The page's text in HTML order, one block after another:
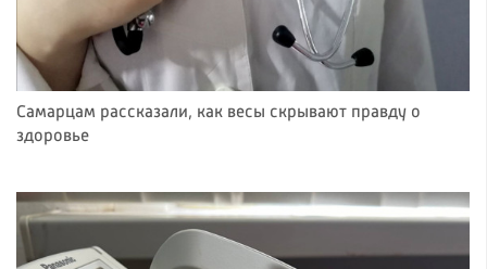
Самарцам рассказали, как весы скрывают правду о
здоровье